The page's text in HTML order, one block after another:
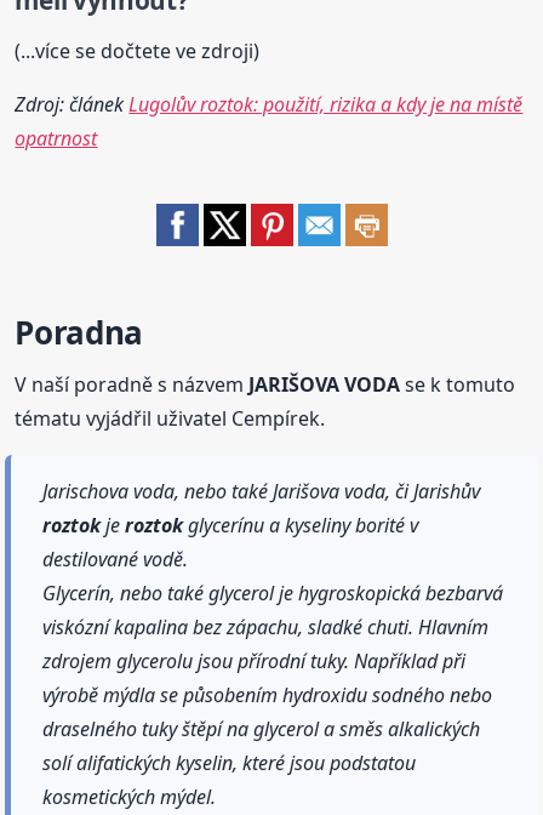
(...více se dočtete ve zdroji)
Zdroj: článekLugolův roztok: použití, rizika a kdy je na místě
opatrnost
Poradna
V naší poradně s názvem JARIŠOVA VODAse k tomuto
tématu vyjádřil uživatel Cempírek.
Jarischova voda, nebo také Jarišova voda, či Jarishův
roztokjeroztokglycerínu a kyseliny borité v
destilované vodě.
Glycerín, nebo také glycerol je hygroskopická bezbarvá
viskózní kapalina bez zápachu, sladké chuti. Hlavním
zdrojem glycerolu jsou přírodní tuky. Například při
výrobě mýdla se působením hydroxidu sodného nebo
draselného tuky štěpí na glycerol a směs alkalických
solí alifatických kyselin, které jsou podstatou
kosmetických mýdel.